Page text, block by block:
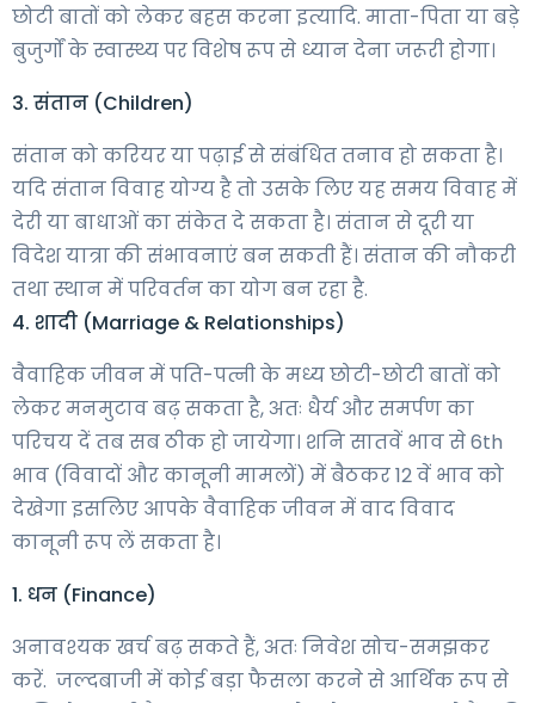
छोटी बातों को लेकर बहस करना इत्यादि. माता-पिता या बड़े
बुजुर्गों के स्वास्थ्य पर विशेष रूप से ध्यान देना जरूरी होगा।
3. संतान (Children)
संतान को करियर या पढ़ाई से संबंधित तनाव हो सकता है।
यदि संतान विवाह योग्य है तो उसके लिए यह समय विवाह में
देरी या बाधाओं का संकेत दे सकता है। संतान से दूरी या
विदेश यात्रा की संभावनाएं बन सकती हैं। संतान की नौकरी
तथा स्थान में परिवर्तन का योग बन रहा है.
4. शादी (Marriage & Relationships)
वैवाहिक जीवन में पति-पत्नी के मध्य छोटी-छोटी बातों को
लेकर मनमुटाव बढ़ सकता है, अतः धैर्य और समर्पण का
परिचय दें तब सब ठीक हो जायेगा। शनि सातवें भाव से 6th
भाव (विवादों और कानूनी मामलों) में बैठकर 12 वें भाव को
देखेगा इसलिए आपके वैवाहिक जीवन में वाद विवाद
कानूनी रूप लें सकता है।
1. धन (Finance)
अनावश्यक खर्च बढ़ सकते हैं, अतः निवेश सोच-समझकर
करें. जल्दबाजी में कोई बड़ा फैसला करने से आर्थिक रूप से